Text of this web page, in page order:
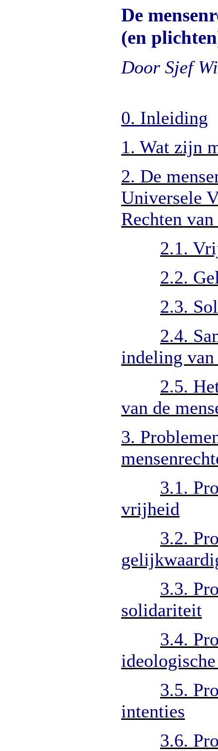
De
(en
Door Sjef
0. Inleiding
1. Wat zijn
2. De
Universele
Rechten
2.1.
2.2.
2.3.
2.4.
indeling van
2.5.
van de
3.
3.1.
vrijheid
3.2.
3.3.
solidariteit
3.4.
3.5.
intenties
3.6.